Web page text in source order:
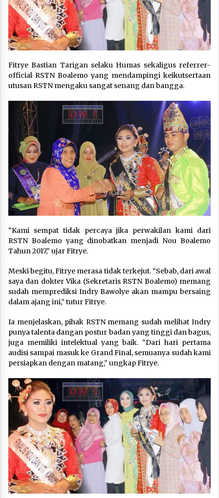
Fitrye Bastian Tarigan selaku Humas sekaligus referrer-
official RSTN Boalemo yang mendampingi keikutsertaan
utusan RSTN mengaku sangat senang dan bangga.
“Kami sempat tidak percaya jika perwakilan kami dari
RSTN Boalemo yang dinobatkan menjadi Nou Boalemo
Tahun 2017,” ujar Fitrye.
Meski begitu, Fitrye merasa tidak terkejut. “Sebab, dari awal
saya dan dokter Vika (Sekretaris RSTN Boalemo) memang
sudah memprediksi Indry Bawolye akan mampu bersaing
dalam ajang ini,” tutur Fitrye.
Ia menjelaskan, pihak RSTN memang sudah melihat Indry
punya talenta dangan postur badan yang tinggi dan bagus,
juga memiliki intelektual yang baik. “Dari hari pertama
audisi sampai masuk ke Grand Final, semuanya sudah kami
persiapkan dengan matang,” ungkap Fitrye.